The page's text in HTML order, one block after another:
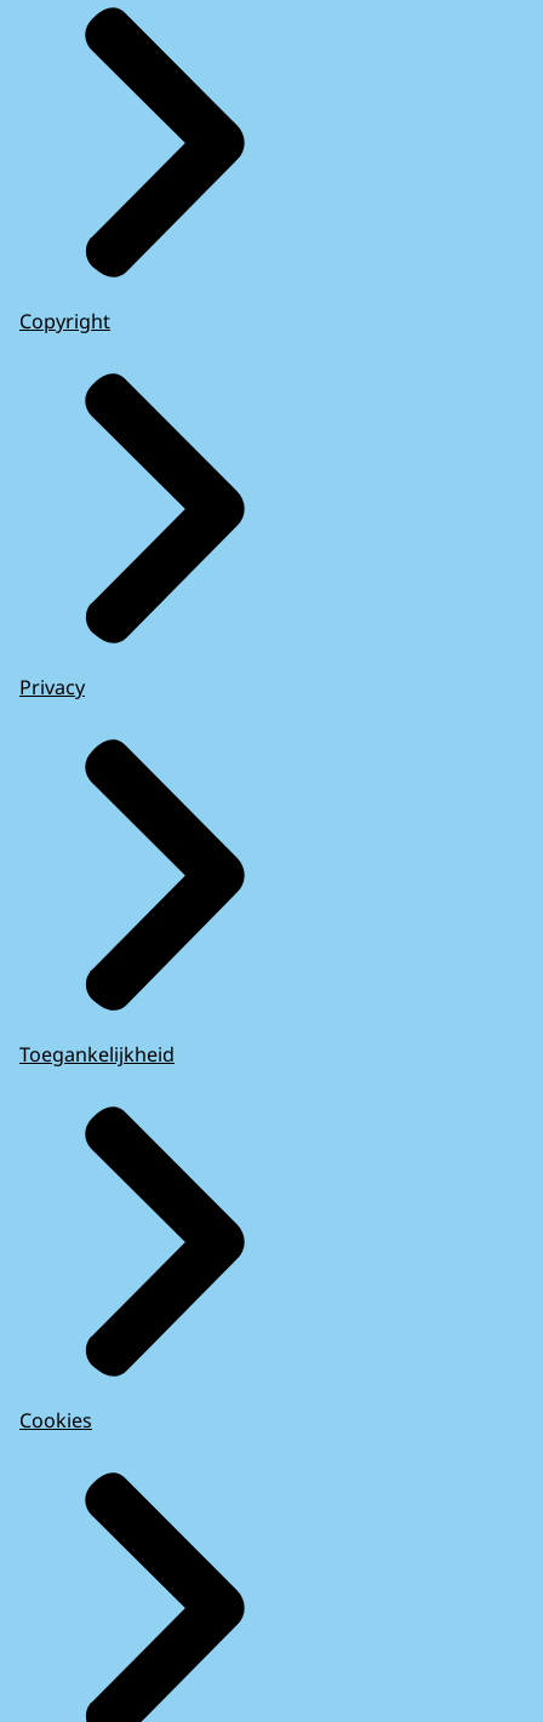
Copyright
Privacy
Toegankelijkheid
Cookies